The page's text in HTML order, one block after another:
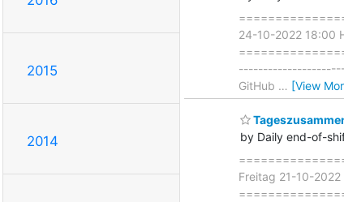
2015
2014
24-10-2022 18:00
------------------------
GitHub … [View
by Daily end-of-
Freitag 21-10-